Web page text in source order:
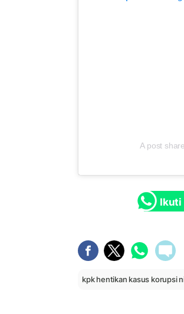
A post
Ikuti
kpk hentikan kasus korupsi